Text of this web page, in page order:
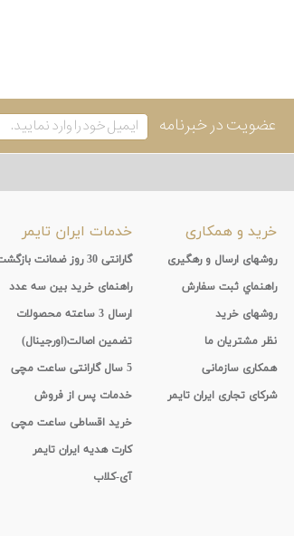
عضویت در خبرنامه
خرید و همکاری
روشهای ارسال و رهگیری
راهنماي ثبت سفارش
روشهای خرید
نظر مشتریان ما
همکاری سازمانی
شرکای تجاری ایران تایمر
خدمات ایران تایمر
گارانتی 30 روز ضمانت بازگشت
راهنمای خرید بین سه عدد
ارسال 3 ساعته محصولات
تضمین اصالت(اورجینال)
5 سال گارانتی ساعت مچی
خدمات پس از فروش
خرید اقساطی ساعت مچی
کارت هدیه ایران تایمر
آی-کلاب